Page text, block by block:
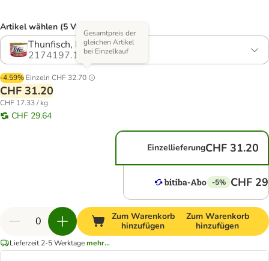
Artikel wählen (5 Varianten)
Thunfisch, Rind, Schinken
2174197.1
-4.59% Einzeln CHF 32.70
Gesamtpreis der
gleichen Artikel
bei Einzelkauf
CHF 31.20
CHF 17.33 / kg
CHF 29.64
EinzellieferungCHF 31.20
-5% CHF
Zum Warenkorb
hinzufügen
Zum Warenkorb
hinzufügen
Lieferzeit 2-5 Werktagemehr...